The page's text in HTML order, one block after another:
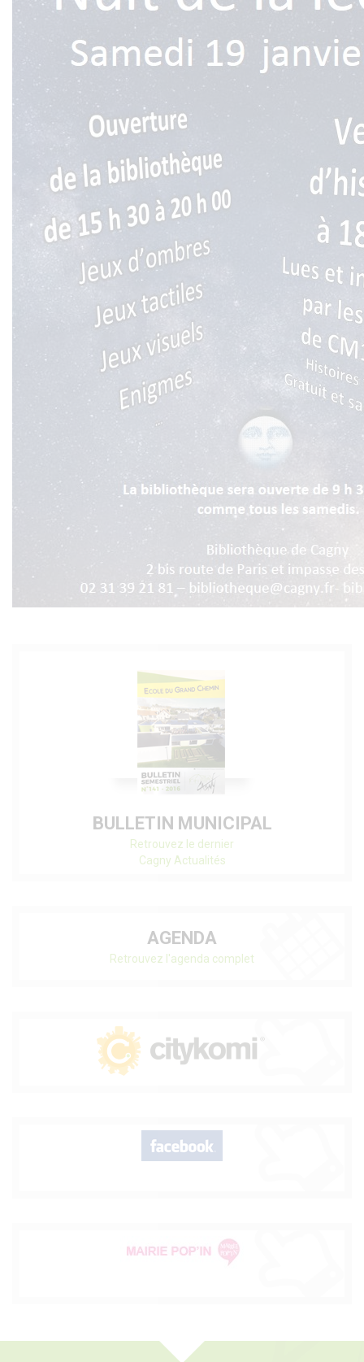
BULLETIN MUNICIPAL
Retrouvez le dernier
Cagny Actualités
AGENDA
Retrouvez l'agenda complet